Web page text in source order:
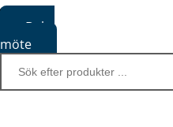
Boka
möte